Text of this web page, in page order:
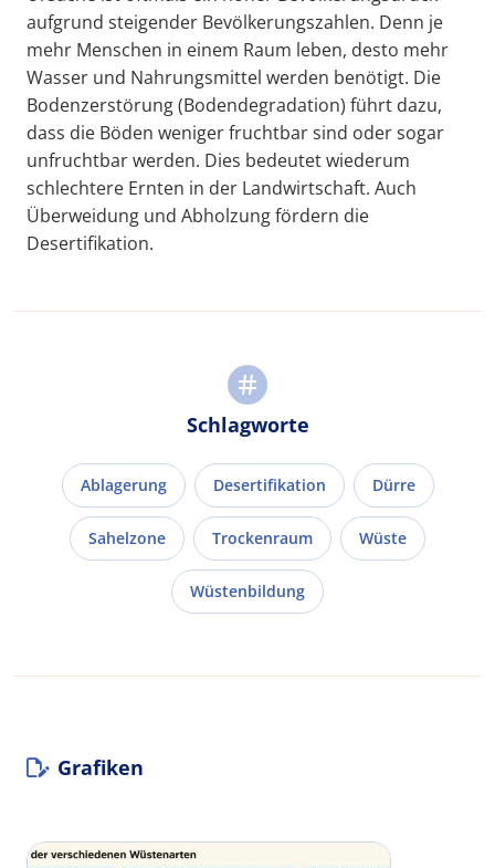
aufgrund steigender Bevölkerungszahlen. Denn je
mehr Menschen in einem Raum leben, desto mehr
Wasser und Nahrungsmittel werden benötigt. Die
Bodenzerstörung (Bodendegradation) führt dazu,
dass die Böden weniger fruchtbar sind oder sogar
unfruchtbar werden. Dies bedeutet wiederum
schlechtere Ernten in der Landwirtschaft. Auch
Überweidung und Abholzung fördern die
Desertifikation.
Schlagworte
Ablagerung Desertifikation Dürre
Sahelzone Trockenraum Wüste
Wüstenbildung
Grafiken